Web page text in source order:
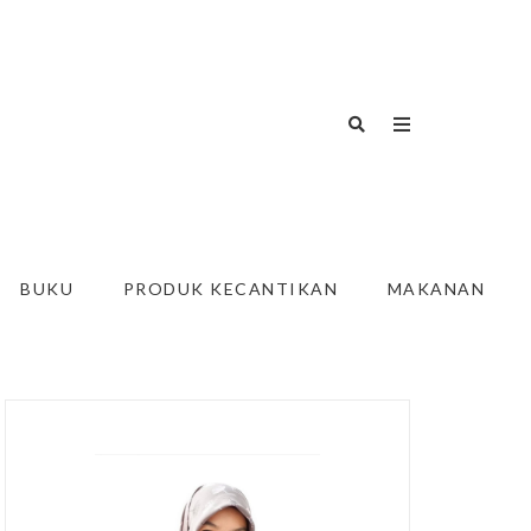
BUKU PRODUK KECANTIKAN MAKANAN